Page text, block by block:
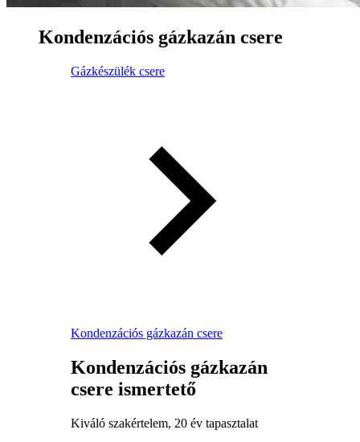
Kondenzációs gázkazán csere
Gázkészülék csere
Kondenzációs gázkazán csere
Kondenzációs gázkazán
csere ismertető
Kiváló szakértelem, 20 év tapasztalat